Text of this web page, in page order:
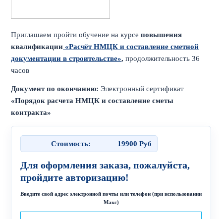
Стоимость: 19900 Руб
Для оформления заказа, пожалуйста,
пройдите авторизацию!
Введите свой адрес электронной почты или телефон (при использовании
Макс)
Приглашаем пройти обучение на курсе повышения
квалификации «Расчёт НМЦК и составление сметной
документации в строительстве», продолжительность 36
часов
Документ по окончанию: Электронный сертификат
«Порядок расчета НМЦК и составление сметы
контракта»